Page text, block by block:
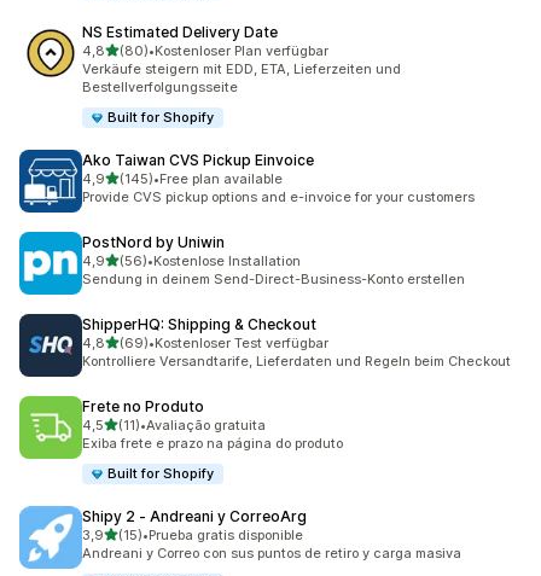
NS Estimated Delivery Date
4,8von 5 Sternen
(80)
80 Rezensionen insgesamt
•Kostenloser Plan verfügbar
Verkäufe steigern mit EDD, ETA, Lieferzeiten und
Bestellverfolgungsseite
Built for Shopify
Ako Taiwan CVS Pickup Einvoice
4,9von 5 Sternen
(145)
145 Rezensionen insgesamt
•Free plan available
Provide CVS pickup options and e-invoice for your customers
PostNord by Uniwin
4,9von 5 Sternen
(56)
56 Rezensionen insgesamt
•Kostenlose Installation
Sendung in deinem Send-Direct-Business-Konto erstellen
ShipperHQ: Shipping & Checkout
4,8von 5 Sternen
(69)
69 Rezensionen insgesamt
•Kostenloser Test verfügbar
Kontrolliere Versandtarife, Lieferdaten und Regeln beim Checkout
Frete no Produto
4,5von 5 Sternen
(11)
11 Rezensionen insgesamt
•Avaliação gratuita
Exiba frete e prazo na página do produto
Built for Shopify
Shipy 2 ‑ Andreani y CorreoArg
3,9von 5 Sternen
(15)
15 Rezensionen insgesamt
•Prueba gratis disponible
Andreani y Correo con sus puntos de retiro y carga masiva